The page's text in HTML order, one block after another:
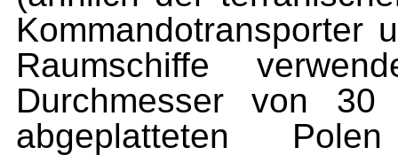
Kom­mandotransporter
Raum­schiffe
Durchmesser von
abgeplatteten